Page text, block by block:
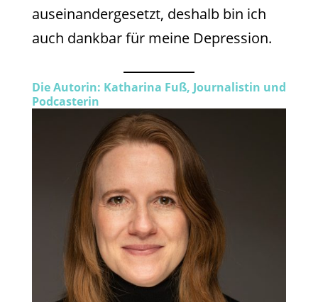
auseinandergesetzt, deshalb bin ich
auch dankbar für meine Depression.
Die Autorin: Katharina Fuß, Journalistin und
Podcasterin